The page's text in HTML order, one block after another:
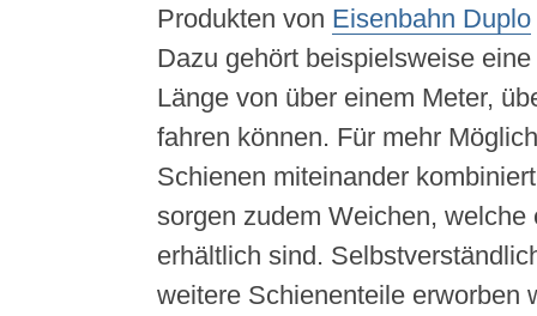
Produkten von Eisenbahn Duplo
Dazu gehört beispielsweise
Länge von über einem Meter,
fahren können. Für mehr
Schienen miteinander
sorgen zudem Weichen, welche
erhältlich sind.
weitere Schienenteile erworben